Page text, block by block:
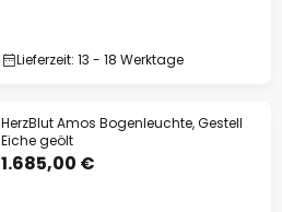
Lieferzeit: 13 - 18 Werktage
HerzBlut Amos Bogenleuchte, Gestell
Eiche geölt
1.685,00 €